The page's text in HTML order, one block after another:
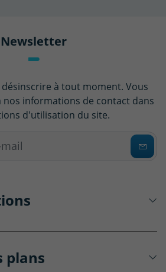
Newsletter
à tout moment. Vous
informations de contact dans
d'utilisation du site.
plans